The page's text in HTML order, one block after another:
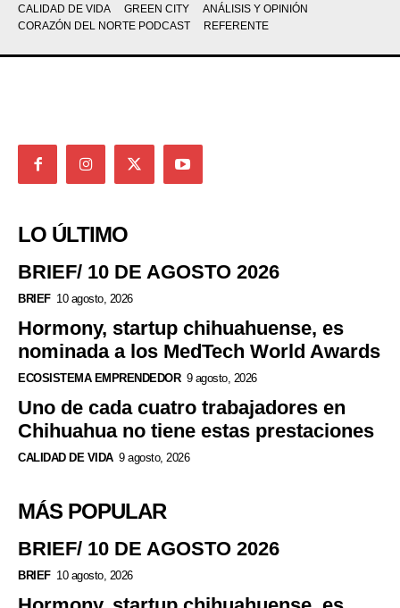
CALIDAD DE VIDA
GREEN CITY
ANÁLISIS Y OPINIÓN
CORAZÓN DEL NORTE PODCAST
REFERENTE
LO ÚLTIMO
BRIEF/ 10 DE AGOSTO 2026
BRIEF 10 agosto, 2026
Hormony, startup chihuahuense, es
nominada a los MedTech World Awards
ECOSISTEMA EMPRENDEDOR 9 agosto, 2026
Uno de cada cuatro trabajadores en
Chihuahua no tiene estas prestaciones
CALIDAD DE VIDA 9 agosto, 2026
MÁS POPULAR
BRIEF/ 10 DE AGOSTO 2026
BRIEF 10 agosto, 2026